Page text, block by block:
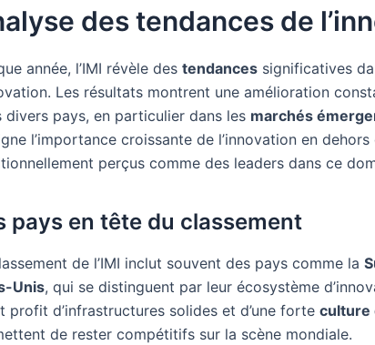
des tendances de
année, l’IMI révèle des tendances significatives
Les résultats montrent une amélioration
divers pays, en particulier dans les marchés
l’importance croissante de l’innovation en
perçus comme des leaders dans ce
pays en tête du classement
de l’IMI inclut souvent des pays comme la
Unis, qui se distinguent par leur écosystème
profit d’infrastructures solides et d’une forte culture
de rester compétitifs sur la scène mondiale.